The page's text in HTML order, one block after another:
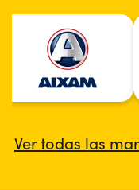
Ver todas las